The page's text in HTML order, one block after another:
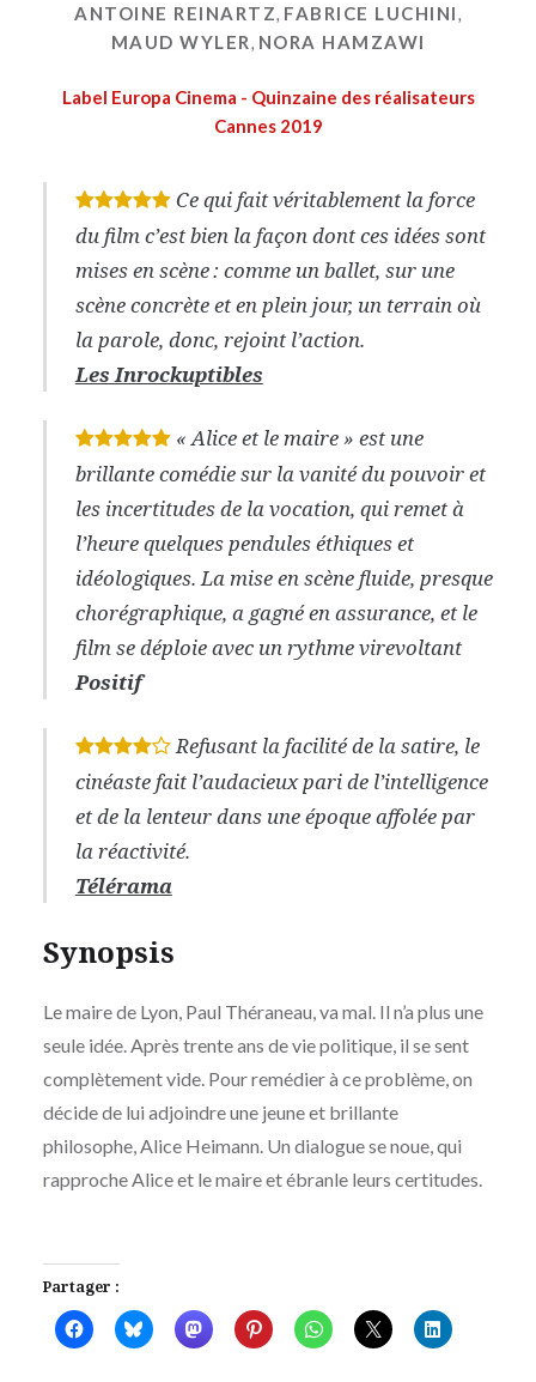
ANTOINE REINARTZ, FABRICE LUCHINI,
MAUD WYLER, NORA HAMZAWI
Label Europa Cinema - Quinzaine des réalisateurs
Cannes 2019
* * * * *Ce qui fait véritablement la force
du film c’est bien la façon dont ces idées sont
mises en scène : comme un ballet, sur une
scène concrète et en plein jour, un terrain où
la parole, donc, rejoint l’action.
Les Inrockuptibles
* * * * *« Alice et le maire » est une
brillante comédie sur la vanité du pouvoir et
les incertitudes de la vocation, qui remet à
l’heure quelques pendules éthiques et
idéologiques. La mise en scène fluide, presque
chorégraphique, a gagné en assurance, et le
film se déploie avec un rythme virevoltant
Positif
* * * *
Refusant la facilité de la satire, le
cinéaste fait l’audacieux pari de l’intelligence
et de la lenteur dans une époque affolée par
la réactivité.
Télérama
Synopsis
Le maire de Lyon, Paul Théraneau, va mal. Il n’a plus une
seule idée. Après trente ans de vie politique, il se sent
complètement vide. Pour remédier à ce problème, on
décide de lui adjoindre une jeune et brillante
philosophe, Alice Heimann. Un dialogue se noue, qui
rapproche Alice et le maire et ébranle leurs certitudes.
Partager :